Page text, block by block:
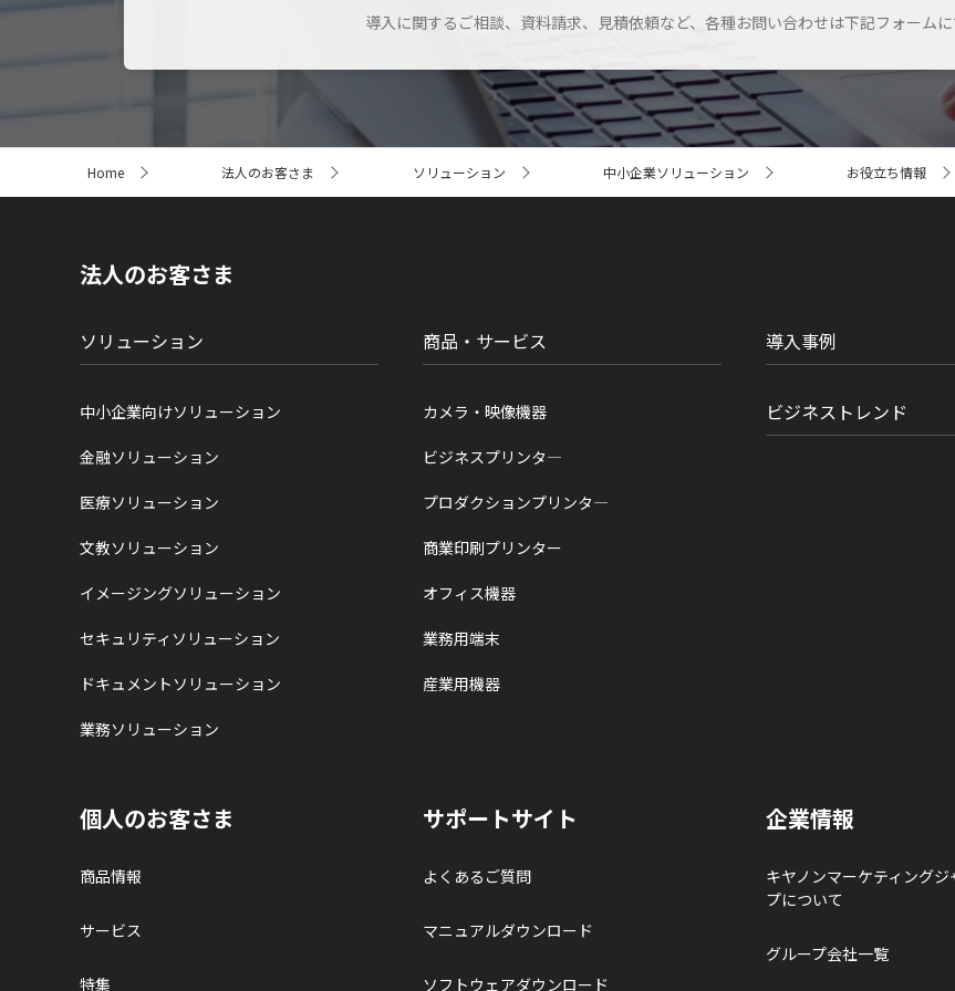
導入に関するご相談、資料請求、見積依頼など、各種お問い合わせは下記フォームに
ト
Home 法人のお客さま ソリューション 中小企業ソリューション お役立ち情報
法人のお客さま
ソリューション
中小企業向けソリューション
金融ソリューション
医療ソリューション
文教ソリューション
イメージングソリューション
セキュリティソリューション
ドキュメントソリューション
業務ソリューション
商品・サービス
カメラ・映像機器
ビジネスプリンタ―
プロダクションプリンタ―
商業印刷プリンター
オフィス機器
業務用端末
産業用機器
導入事例
ビジネストレンド
個人のお客さま
商品情報
サービス
特集
サポートサイト
よくあるご質問
マニュアルダウンロード
ソフトウェアダウンロード
企業情報
キヤノンマーケティング
プについて
グループ会社一覧